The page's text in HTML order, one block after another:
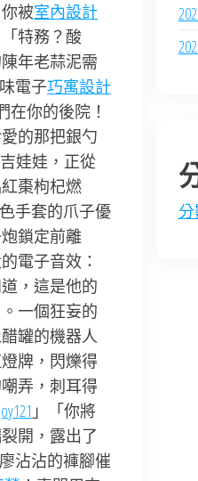
被室內設計
特務？酸
年老蒜泥需
電子巧寓設計
你的後院！
的那把銀勺
娃娃，正從
棗枸杞燃
手套的爪子優
鎖定前離
電子音效：
，這是他的
一個狂妄的
罐的機器人
牌，閃爍得
弄，刺耳得
」「你將
開，露出了
沾沾的褲腳催
分